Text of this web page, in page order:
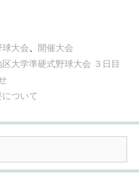
大会
開催大会
大学準硬式野球大会 ３日目
ついて